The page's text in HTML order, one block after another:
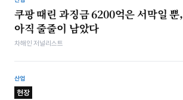
쿠팡 때린 과징금 6200억은 서막일 뿐,
아직 줄줄이 남았다
차해인 저널리스트
산업
현장